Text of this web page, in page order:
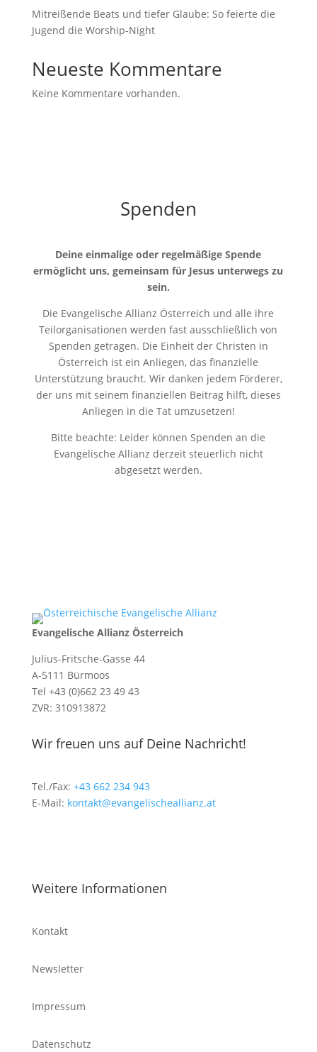
Mitreißende Beats und tiefer Glaube: So feierte die
Jugend die Worship-Night
Neueste Kommentare
Keine Kommentare vorhanden.
Spenden
Deine einmalige oder regelmäßige Spende
ermöglicht uns, gemeinsam für Jesus unterwegs zu
sein.
Die Evangelische Allianz Österreich und alle ihre
Teilorganisationen werden fast ausschließlich von
Spenden getragen. Die Einheit der Christen in
Österreich ist ein Anliegen, das finanzielle
Unterstützung braucht. Wir danken jedem Förderer,
der uns mit seinem finanziellen Beitrag hilft, dieses
Anliegen in die Tat umzusetzen!
Bitte beachte: Leider können Spenden an die
Evangelische Allianz derzeit steuerlich nicht
abgesetzt werden.
Evangelische Allianz Österreich
Julius-Fritsche-Gasse 44
A-5111 Bürmoos
Tel +43 (0)662 23 49 43
ZVR: 310913872
Wir freuen uns auf Deine Nachricht!
Tel./Fax: +43 662 234 943
E-Mail: kontakt@evangelischeallianz.at
Weitere Informationen
Kontakt
Newsletter
Impressum
Datenschutz